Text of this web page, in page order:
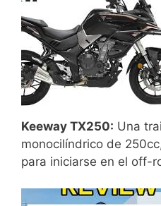
Keeway TX250: Una
monocilíndrico de
para iniciarse en el off-